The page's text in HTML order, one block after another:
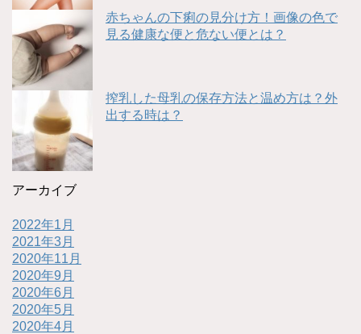
赤ちゃんの下痢の見分け方！画像の色で
見る健康な便と危ない便とは？
搾乳した母乳の保存方法と温め方は？外
出する時は？
アーカイブ
2022年1月
2021年3月
2020年11月
2020年9月
2020年6月
2020年5月
2020年4月